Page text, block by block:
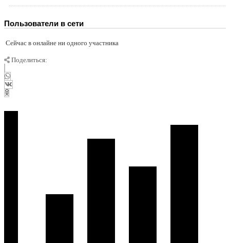
Пользователи в сети
Сейчас в онлайне ни одного участника
Поделиться: